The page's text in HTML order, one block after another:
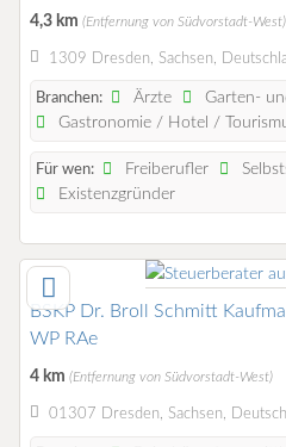
4,3 km (Entfernung von Südvorstadt-West)
1309 Dresden, Sachsen,
Branchen: Ärzte
Garten-
Gastronomie / Hotel /
Für wen: Freiberufler
Existenzgründer
BSKP Dr. Broll Schmitt
WP RAe
4 km (Entfernung von Südvorstadt-West)
01307 Dresden, Sachsen,